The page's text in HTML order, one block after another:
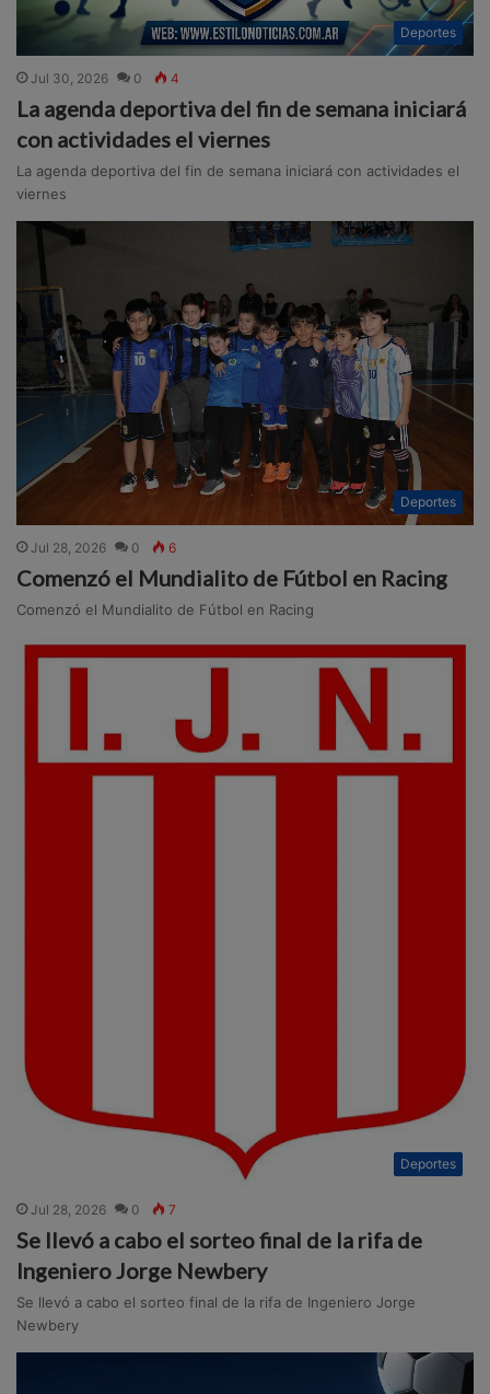
Deportes
Jul 30, 2026 0 4
La agenda deportiva del fin de semana iniciará
con actividades el viernes
La agenda deportiva del fin de semana iniciará con actividades el
viernes
Deportes
Jul 28, 2026 0 6
Comenzó el Mundialito de Fútbol en Racing
Comenzó el Mundialito de Fútbol en Racing
Deportes
Jul 28, 2026 0 7
Se llevó a cabo el sorteo final de la rifa de
Ingeniero Jorge Newbery
Se llevó a cabo el sorteo final de la rifa de Ingeniero Jorge
Newbery